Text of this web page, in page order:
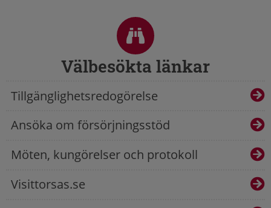
Välbesökta länkar
Tillgänglighetsredogörelse
Ansöka om försörjningsstöd
Möten, kungörelser och protokoll
Visittorsas.se